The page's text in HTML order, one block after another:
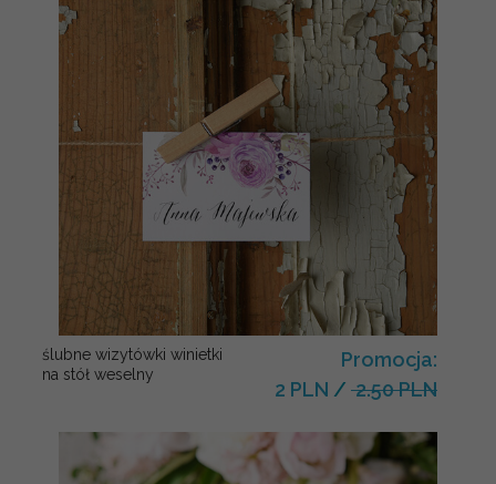
ślubne wizytówki winietki
na stół weselny
Promocja:
2 PLN / 2.50 PLN